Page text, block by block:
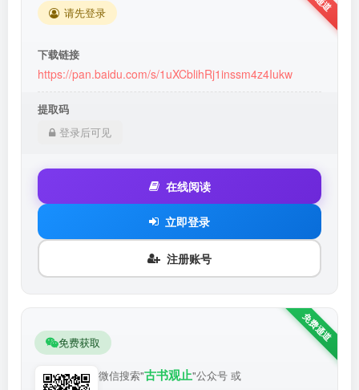
请先登录
下载链接
https://pan.baidu.com/s/1uXCblihRj1inssm4z4Iukw
提取码
登录后可见
在线阅读
立即登录
注册账号
免费获取
微信搜索"古书观止"公众号 或